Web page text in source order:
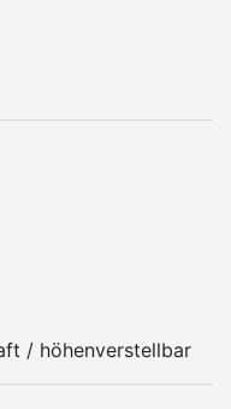
/ höhenverstellbar